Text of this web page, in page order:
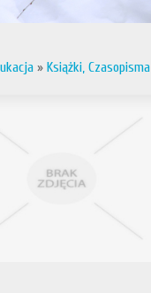
» Książki, Czasopisma